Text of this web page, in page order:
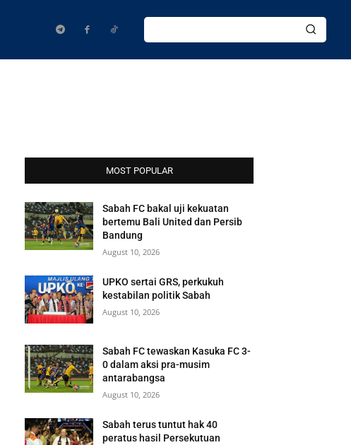
MOST POPULAR
Sabah FC bakal uji kekuatan
bertemu Bali United dan Persib
Bandung
August 10, 2026
UPKO sertai GRS, perkukuh
kestabilan politik Sabah
August 10, 2026
Sabah FC tewaskan Kasuka FC 3-
0 dalam aksi pra-musim
antarabangsa
August 10, 2026
Sabah terus tuntut hak 40
peratus hasil Persekutuan